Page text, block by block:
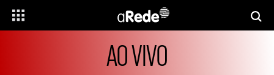
AO VIVO